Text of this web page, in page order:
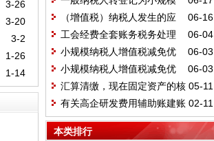
3-26
3-20
3-2
1-26
1-14
纳税人前后如何衔接
06-16
（增值税）纳税人发生的应
税行为超出营业执照上的经营范
围，是否可以开具发票
06-04
工会经费全套账务税务处理
06-03
小规模纳税人增值税减免优
惠申报表填写指南——1%及3%非差
额小微企业申报表填写案例
06-03
小规模纳税人增值税减免优
惠申报表填写指南——1%及3%非差
额非小微企业申报表填写案例
05-11
汇算清缴，现在固定资产的核
算标准到底是2000、5000还是500
万
02-11
有关高企研发费用辅助账建账
要点
本类排行